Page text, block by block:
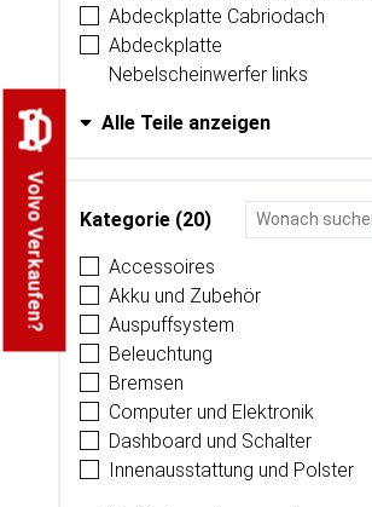
Abdeckplatte Cabriodach
Abdeckplatte
Nebelscheinwerfer links
Alle Teile anzeigen
Kategorie (20)
Accessoires
Akku und Zubehör
Auspuffsystem
Beleuchtung
Bremsen
Computer und Elektronik
Dashboard und Schalter
Innenausstattung und Polster
Volvo Verkaufen?